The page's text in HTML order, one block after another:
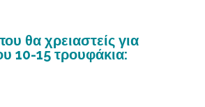
θα χρειαστείς για
10-15 τρουφάκια: